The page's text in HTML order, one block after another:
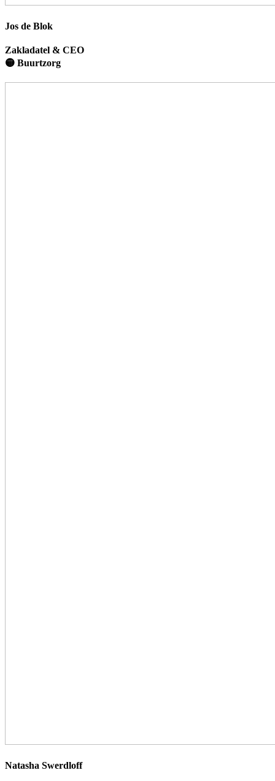
Jos de Blok
Zakladatel & CEO
🟡 Buurtzorg
Natasha Swerdloff